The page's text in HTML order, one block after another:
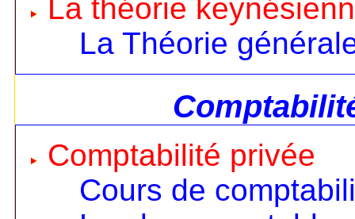
La théorie
La Théorie
Comptabilité privée
Cours de